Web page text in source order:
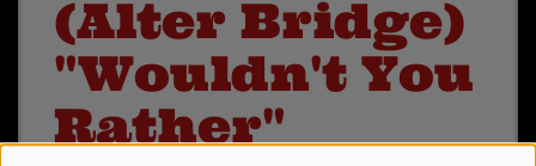
(Alter Bridge)
"Wouldn't You
Rather"